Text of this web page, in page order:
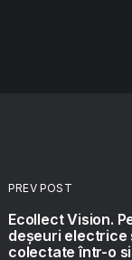
PREV POST
Ecollect Vision.
deșeuri electrice
colectate într-o